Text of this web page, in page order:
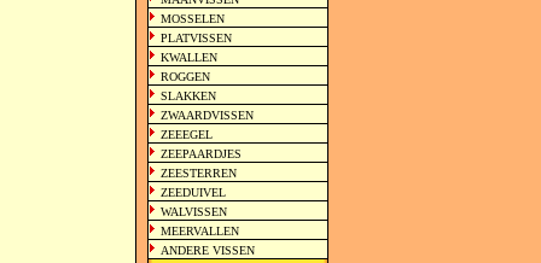
MOSSELEN
PLATVISSEN
KWALLEN
ROGGEN
SLAKKEN
ZWAARDVISSEN
ZEEEGEL
ZEEPAARDJES
ZEESTERREN
ZEEDUIVEL
WALVISSEN
MEERVALLEN
ANDERE VISSEN